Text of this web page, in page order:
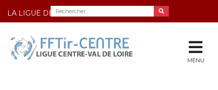
LA LIGUE DE TIR DU CENTRE
MENU